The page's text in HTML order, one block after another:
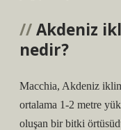
Akdeniz
nedir?
Macchia, Akdeniz
ortalama 1-2 metre
oluşan bir bitki